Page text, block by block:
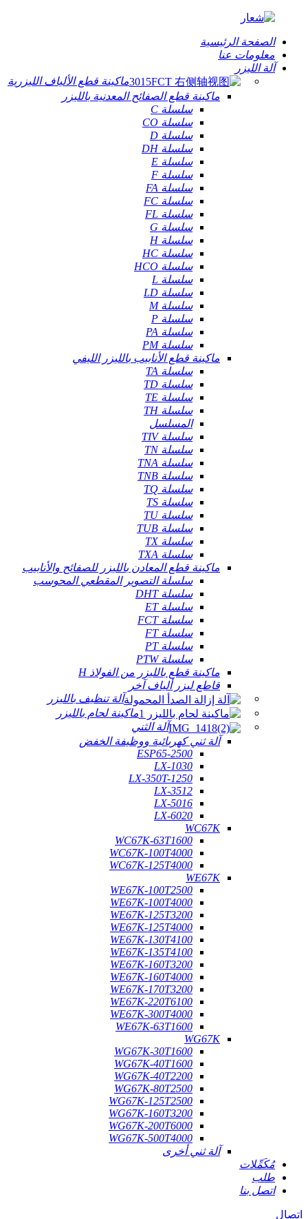
الصفحة الرئيسية
معلومات عنا
آلة الليزر
ماكينة قطع الألياف الليزرية
ماكينة قطع الصفائح المعدنية بالليزر
سلسلة C
سلسلة CO
سلسلة D
سلسلة DH
سلسلة E
سلسلة F
سلسلة FA
سلسلة FC
سلسلة FL
سلسلة G
سلسلة H
سلسلة HC
سلسلة HCO
سلسلة L
سلسلة LD
سلسلة M
سلسلة P
سلسلة PA
سلسلة PM
ماكينة قطع الأنابيب بالليزر الليفي
سلسلة TA
سلسلة TD
سلسلة TE
سلسلة TH
المسلسل
سلسلة TIV
سلسلة TN
سلسلة TNA
سلسلة TNB
سلسلة TQ
سلسلة TS
سلسلة TU
سلسلة TUB
سلسلة TX
سلسلة TXA
ماكينة قطع المعادن بالليزر للصفائح والأنابيب
سلسلة التصوير المقطعي المحوسب
سلسلة DHT
سلسلة ET
سلسلة FCT
سلسلة FT
سلسلة PT
سلسلة PTW
ماكينة قطع بالليزر من الفولاذ H
قاطع ليزر ألياف آخر
آلة تنظيف بالليزر
ماكينة لحام بالليزر
آلة الثني
آلة ثني كهربائية ووظيفة الخفض
ESP65-2500
LX-1030
LX-350T-1250
LX-3512
LX-5016
LX-6020
WC67K
WC67K-63T1600
WC67K-100T4000
WC67K-125T4000
WE67K
WE67K-100T2500
WE67K-100T4000
WE67K-125T3200
WE67K-125T4000
WE67K-130T4100
WE67K-135T4100
WE67K-160T3200
WE67K-160T4000
WE67K-170T3200
WE67K-220T6100
WE67K-300T4000
WE67K-63T1600
WG67K
WG67K-30T1600
WG67K-40T1600
WG67K-40T2200
WG67K-80T2500
WG67K-125T2500
WG67K-160T3200
WG67K-200T6000
WG67K-500T4000
آلة ثني أخرى
مُكَمِّلات
طلب
اتصل بنا
اتصال